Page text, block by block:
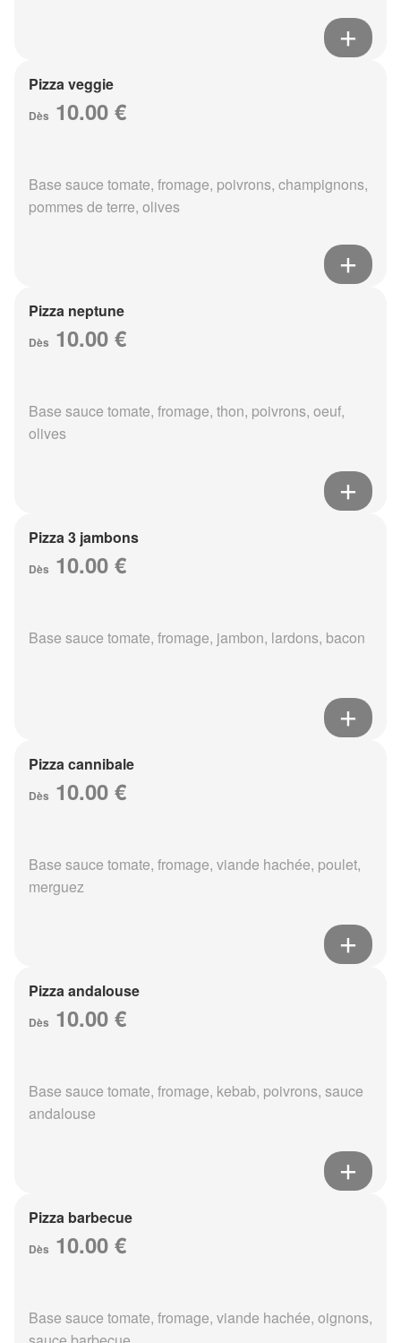
Pizza veggie
Dès 10.00 €
Base sauce tomate, fromage, poivrons, champignons,
pommes de terre, olives
Pizza neptune
Dès 10.00 €
Base sauce tomate, fromage, thon, poivrons, oeuf,
olives
Pizza 3 jambons
Dès 10.00 €
Base sauce tomate, fromage, jambon, lardons, bacon
Pizza cannibale
Dès 10.00 €
Base sauce tomate, fromage, viande hachée, poulet,
merguez
Pizza andalouse
Dès 10.00 €
Base sauce tomate, fromage, kebab, poivrons, sauce
andalouse
Pizza barbecue
Dès 10.00 €
Base sauce tomate, fromage, viande hachée, oignons,